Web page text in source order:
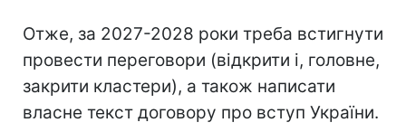
Отже, за 2027-2028 роки треба встигнути
провести переговори (відкрити і, головне,
закрити кластери), а також написати
власне текст договору про вступ України.